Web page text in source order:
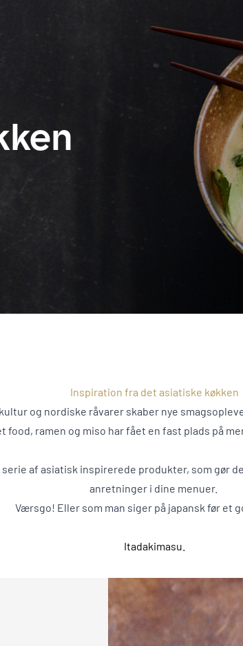
Inspiration fra det asiatiske køkken
og nordiske råvarer skaber nye
food, ramen og miso har fået en fast plads på
serie af asiatisk inspirerede produkter, som gør
anretninger i dine menuer.
Værsgo! Eller som man siger på japansk før et
Itadakimasu.